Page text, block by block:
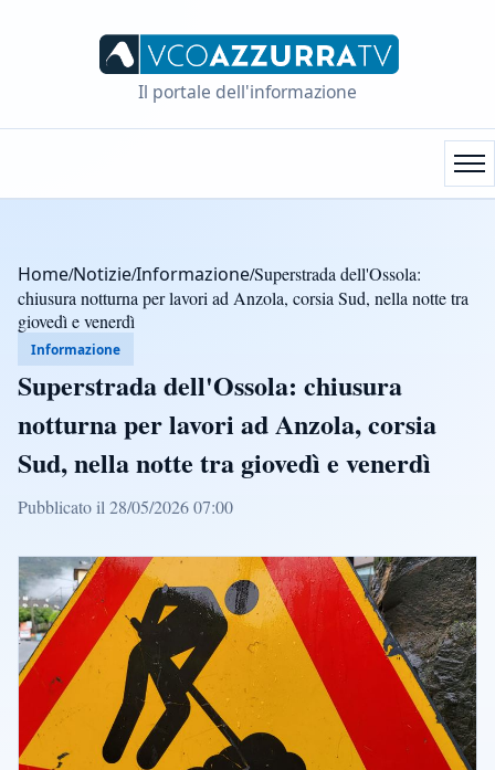
Il portale dell'informazione
Home/Notizie/Informazione/Superstrada dell'Ossola:
chiusura notturna per lavori ad Anzola, corsia Sud, nella notte tra
giovedì e venerdì
Informazione
Superstrada dell'Ossola: chiusura
notturna per lavori ad Anzola, corsia
Sud, nella notte tra giovedì e venerdì
Pubblicato il 28/05/2026 07:00